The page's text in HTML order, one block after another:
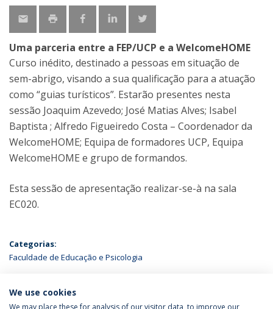
Uma parceria entre a FEP/UCP e a WelcomeHOME
Curso inédito, destinado a pessoas em situação de
sem-abrigo, visando a sua qualificação para a atuação
como “guias turísticos”. Estarão presentes nesta
sessão Joaquim Azevedo; José Matias Alves; Isabel
Baptista ; Alfredo Figueiredo Costa – Coordenador da
WelcomeHOME; Equipa de formadores UCP, Equipa
WelcomeHOME e grupo de formandos.
Esta sessão de apresentação realizar-se-à na sala
EC020.
Categorias:
Faculdade de Educação e Psicologia
ÚLTIMAS NOTÍCIAS
We use cookies
We may place these for analysis of our visitor data, to improve our